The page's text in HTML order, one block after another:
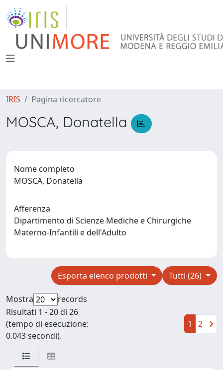
IRIS Pagina ricercatore
MOSCA, Donatella
Nome completo
MOSCA, Donatella
Afferenza
Dipartimento di Scienze Mediche e Chirurgiche
Materno-Infantili e dell'Adulto
Tutti (26)
Esporta elenco prodotti
Mostra
records
Risultati 1 - 20 di 26
(tempo di esecuzione:
0.043 secondi).
1 2